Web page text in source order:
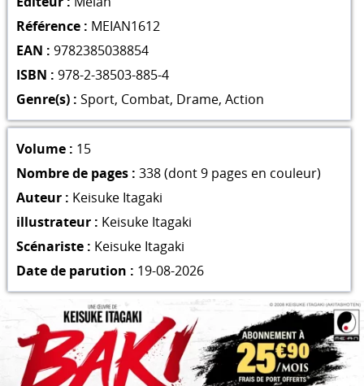
Référence : MEIAN1612
EAN : 9782385038854
ISBN : 978-2-38503-885-4
Genre(s) : Sport, Combat, Drame, Action
Volume : 15
Nombre de pages : 338 (dont 9 pages en couleur)
Auteur : Keisuke Itagaki
illustrateur : Keisuke Itagaki
Scénariste : Keisuke Itagaki
Date de parution : 19-08-2026